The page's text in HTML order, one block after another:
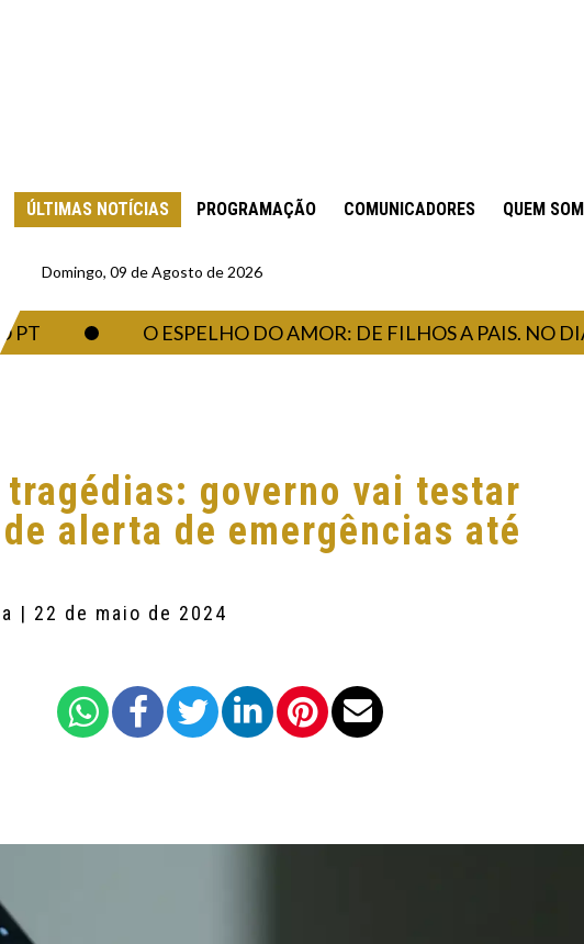
ÚLTIMAS NOTÍCIAS PROGRAMAÇÃO COMUNICADORES QUEM
Domingo, 09 de Agosto de 2026
O ESPELHO DO AMOR: DE FILHOS A PAIS. NO DIA
tragédias: governo vai testar
alerta de emergências até
| 22 de maio de 2024